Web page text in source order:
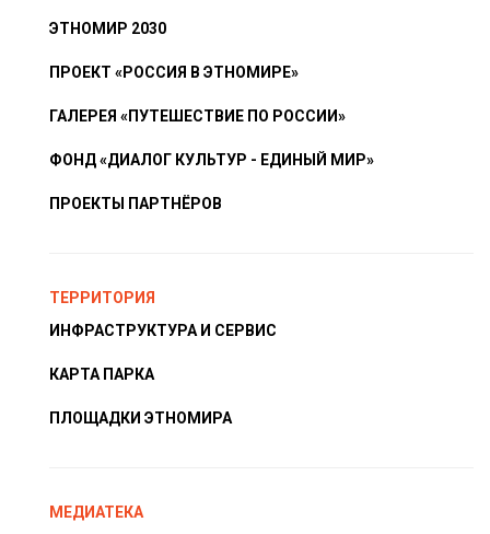
ЭТНОМИР 2030
ПРОЕКТ «РОССИЯ В ЭТНОМИРЕ»
ГАЛЕРЕЯ «ПУТЕШЕСТВИЕ ПО РОССИИ»
ФОНД «ДИАЛОГ КУЛЬТУР - ЕДИНЫЙ МИР»
ПРОЕКТЫ ПАРТНЁРОВ
ТЕРРИТОРИЯ
ИНФРАСТРУКТУРА И СЕРВИС
КАРТА ПАРКА
ПЛОЩАДКИ ЭТНОМИРА
МЕДИАТЕКА